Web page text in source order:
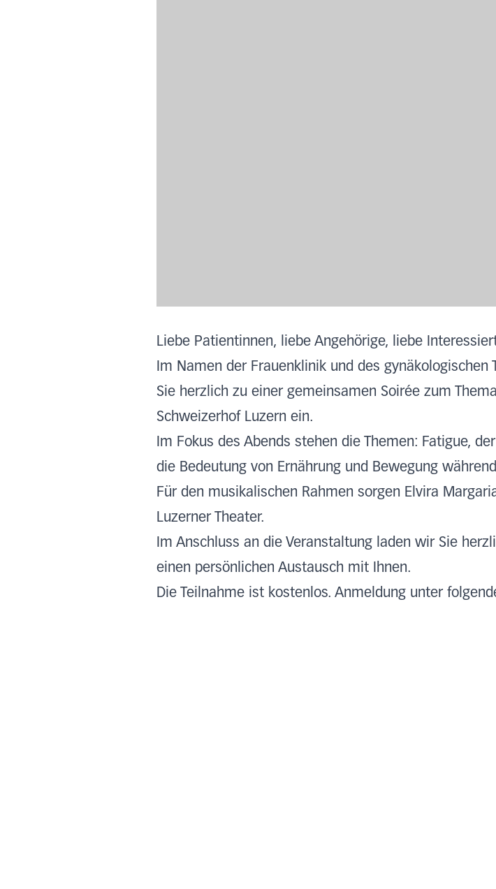
Liebe Patientinnen, liebe Angehörige, liebe
Im Namen der Frauenklinik und des
Sie herzlich zu einer gemeinsamen Soirée zum
Schweizerhof Luzern ein.
Im Fokus des Abends stehen die Themen: Fatigue,
die Bedeutung von Ernährung und Bewegung
Für den musikalischen Rahmen sorgen Elvira
Luzerner Theater.
Im Anschluss an die Veranstaltung laden wir Sie
einen persönlichen Austausch mit Ihnen.
Die Teilnahme ist kostenlos. Anmeldung unter